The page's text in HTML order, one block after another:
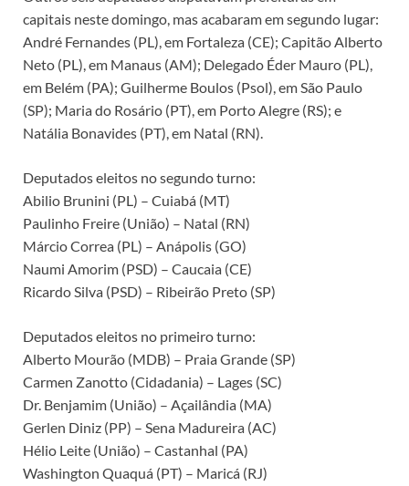
capitais neste domingo, mas acabaram em segundo lugar:
André Fernandes (PL), em Fortaleza (CE); Capitão Alberto
Neto (PL), em Manaus (AM); Delegado Éder Mauro (PL),
em Belém (PA); Guilherme Boulos (Psol), em São Paulo
(SP); Maria do Rosário (PT), em Porto Alegre (RS); e
Natália Bonavides (PT), em Natal (RN).
Deputados eleitos no segundo turno:
Abilio Brunini (PL) – Cuiabá (MT)
Paulinho Freire (União) – Natal (RN)
Márcio Correa (PL) – Anápolis (GO)
Naumi Amorim (PSD) – Caucaia (CE)
Ricardo Silva (PSD) – Ribeirão Preto (SP)
Deputados eleitos no primeiro turno:
Alberto Mourão (MDB) – Praia Grande (SP)
Carmen Zanotto (Cidadania) – Lages (SC)
Dr. Benjamim (União) – Açailândia (MA)
Gerlen Diniz (PP) – Sena Madureira (AC)
Hélio Leite (União) – Castanhal (PA)
Washington Quaquá (PT) – Maricá (RJ)